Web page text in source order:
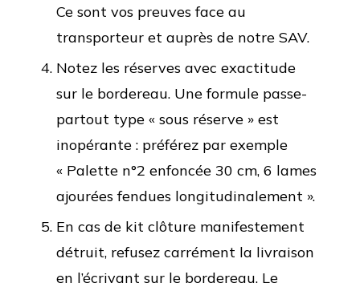
Ce sont vos preuves face au
transporteur et auprès de notre SAV.
Notez les réserves avec exactitude
sur le bordereau. Une formule passe-
partout type « sous réserve » est
inopérante : préférez par exemple
« Palette n°2 enfoncée 30 cm, 6 lames
ajourées fendues longitudinalement ».
En cas de kit clôture manifestement
détruit, refusez carrément la livraison
en l’écrivant sur le bordereau. Le